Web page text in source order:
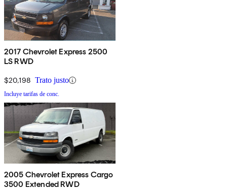
2017 Chevrolet Express 2500
LS RWD
$20,198 Trato justo
Incluye tarifas de conc.
2005 Chevrolet Express Cargo
3500 Extended RWD